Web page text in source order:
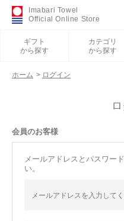
Imabari Towel
Official Online Store
ギフト
から探す
カテゴリ
から探す
カテゴリから探す
刺繍について
ホーム > ログイン
会員のお客様
メールアドレスとパスワー
い。